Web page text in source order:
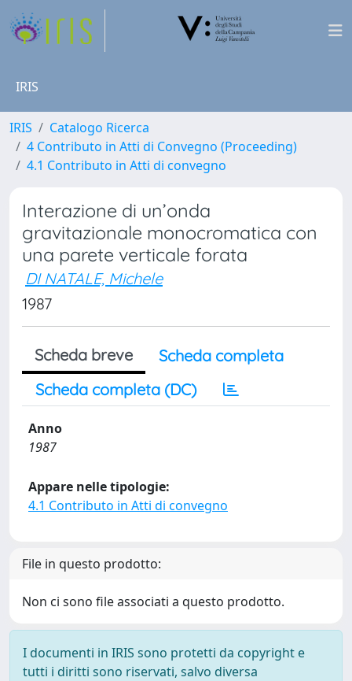
IRIS
IRIS
Catalogo Ricerca
4 Contributo in Atti di Convegno (Proceeding)
4.1 Contributo in Atti di convegno
Interazione di un’onda
gravitazionale monocromatica con
una parete verticale forata
DI NATALE, Michele
1987
Scheda breve
Scheda completa
Scheda completa (DC)
Anno
1987
Appare nelle tipologie:
4.1 Contributo in Atti di convegno
File in questo prodotto:
Non ci sono file associati a questo prodotto.
I documenti in IRIS sono protetti da copyright e
tutti i diritti sono riservati, salvo diversa